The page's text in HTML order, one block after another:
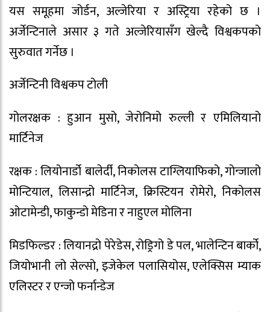
यस समूहमा जोर्डन, अल्जेरिया र अस्ट्रिया रहेको छ ।
अर्जेन्टिनाले असार ३ गते अल्जेरियासँग खेल्दै विश्वकपको
सुरुवात गर्नेछ ।
अर्जेन्टिनी विश्वकप टोली
गोलरक्षक : हुआन मुसो, जेरोनिमो रुल्ली र एमिलियानो
मार्टिनेज
रक्षक : लियोनार्डो बालेर्दी, निकोलस टाग्लियाफिको, गोन्जालो
मोन्टियाल, लिसान्द्रो मार्टिनेज, क्रिस्टियन रोमेरो, निकोलस
ओटामेन्डी, फाकुन्डो मेडिना र नाहुएल मोलिना
मिडफिल्डर : लियानद्रो पेरेडेस, रोड्रिगो डे पल, भालेन्टिन बार्को,
जियोभानी लो सेल्सो, इजेकेल पलासियोस, एलेक्सिस म्याक
एलिस्टर र एन्जो फर्नान्डेज